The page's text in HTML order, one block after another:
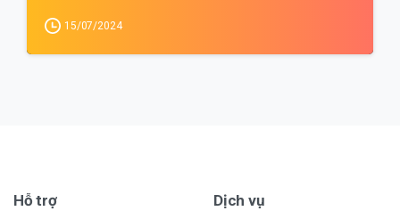
15/07/2024
Hỗ trợ Dịch vụ